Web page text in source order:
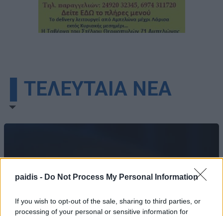
paidis - Do Not Process My Personal Information
If you wish to opt-out of the sale, sharing to third parties, or
processing of your personal or sensitive information for
▌ΤΕΛΕΥΤΑΙΑ ΝΕΑ